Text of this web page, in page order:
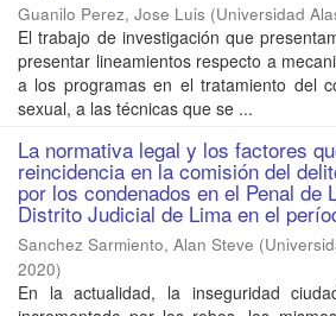
Guanilo Perez, Jose Luis (Universidad
El trabajo de investigación que
presentar lineamientos respecto a
a los programas en el tratamiento del
sexual, a las técnicas que se ...
La normativa legal y los factores
reincidencia en la comisión del
por los condenados en el Penal de
Distrito Judicial de Lima en el
Sanchez Sarmiento, Alan Steve (
2020)
En la actualidad, la inseguridad